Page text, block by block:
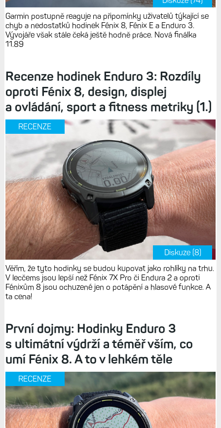
Garmin postupně reaguje na připomínky uživatelů týkající se
chyb a nedostatků hodinek Fénix 8, Fénix E a Enduro 3.
Vývojáře však stále čeká ještě hodně práce. Nová finálka
11.89
Recenze hodinek Enduro 3: Rozdíly
oproti Fénix 8, design, displej
a ovládání, sport a fitness metriky (1.)
RECENZE
Diskuze (8)
Věřím, že tyto hodinky se budou kupovat jako rohlíky na trhu.
V lecčems jsou lepší než Fénix 7X Pro či Endura 2 a oproti
Fénixům 8 jsou ochuzené jen o potápění a hlasové funkce. A
ta cena!
První dojmy: Hodinky Enduro 3
s ultimátní výdrží a téměř vším, co
umí Fénix 8. A to v lehkém těle
RECENZE